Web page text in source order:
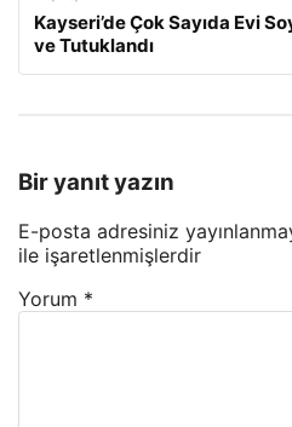
Kayseri’de Çok Sayıda Evi
ve Tutuklandı
Bir yanıt yazın
E-posta adresiniz
ile işaretlenmişlerdir
Yorum *